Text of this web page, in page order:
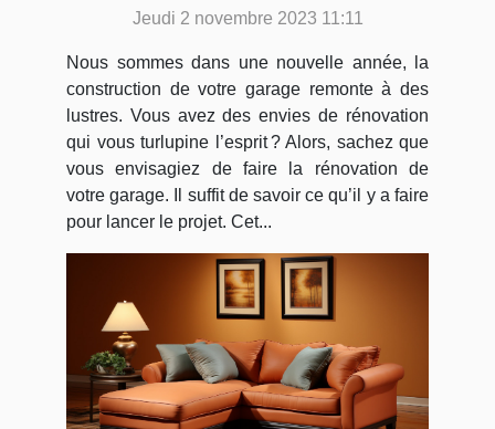
Jeudi 2 novembre 2023 11:11
Nous sommes dans une nouvelle année, la
construction de votre garage remonte à des
lustres. Vous avez des envies de rénovation
qui vous turlupine l’esprit ? Alors, sachez que
vous envisagiez de faire la rénovation de
votre garage. Il suffit de savoir ce qu’il y a faire
pour lancer le projet. Cet...